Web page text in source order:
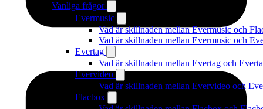
Vanliga frågor
Evermusic
Vad är skillnaden mellan Evermusic och
Vad är skillnaden mellan Evermusic och
Evertag
Vad är skillnaden mellan Evertag och
Evervideo
Vad är skillnaden mellan Evervideo och
Flacbox